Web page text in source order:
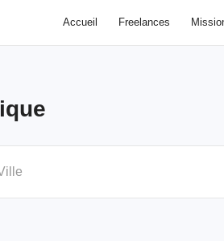
Accueil Freelances